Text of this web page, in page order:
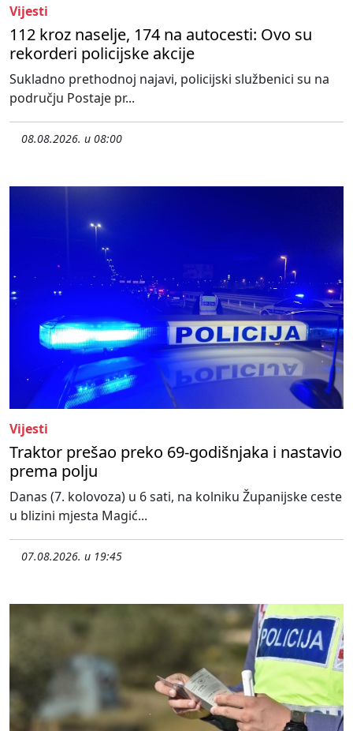
Vijesti
112 kroz naselje, 174 na autocesti: Ovo su
rekorderi policijske akcije
Sukladno prethodnoj najavi, policijski službenici su na
području Postaje pr...
08.08.2026. u 08:00
Vijesti
Traktor prešao preko 69-godišnjaka i nastavio
prema polju
Danas (7. kolovoza) u 6 sati, na kolniku Županijske ceste
u blizini mjesta Magić...
07.08.2026. u 19:45